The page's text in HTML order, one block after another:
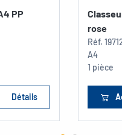
PP
Détails
rose
Réf.
A4
1 pièce